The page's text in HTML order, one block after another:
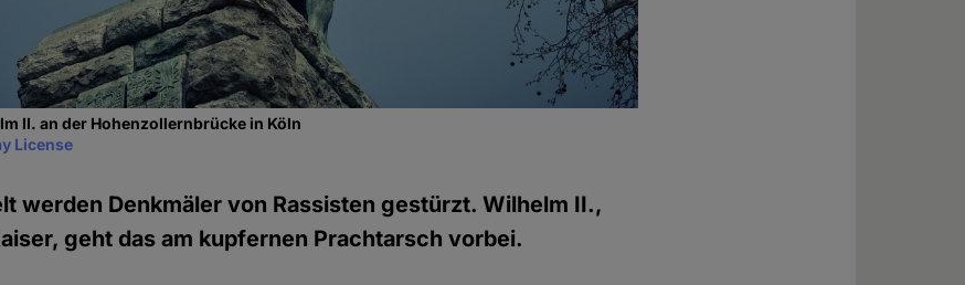
II. an der Hohenzollernbrücke in Köln
License
werden Denkmäler von Rassisten gestürzt. Wilhelm II.,
geht das am kupfernen Prachtarsch vorbei.